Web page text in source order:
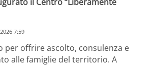
il Centro “Liberamente
7:59
per offrire ascolto, consulenza e
alle famiglie del territorio. A